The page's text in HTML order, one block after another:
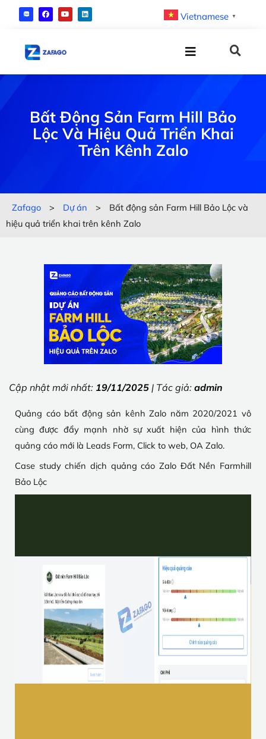
Vietnamese ▼
Bất Động Sản Farm Hill Bảo
Lộc Và Hiệu Quả Triển Khai
Trên Kênh Zalo
Zafago > Dự án >
Bất động sản Farm Hill Bảo Lộc và
hiệu quả triển khai trên kênh Zalo
Cập nhật mới nhất: 19/11/2025 | Tác giả: admin
Quảng cáo bất động sản kênh Zalo năm 2020/2021 vô
cùng được đẩy mạnh nhờ sự xuất hiện của hình thức
quảng cáo mới là Leads Form, Click to web, OA Zalo.
Case study chiến dịch quảng cáo Zalo Đất Nền Farmhill
Bảo Lộc